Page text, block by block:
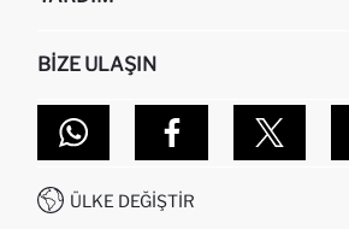
KURUMSAL SATIŞ
DEFACTO TEKNOLOJI
SITEMAP
SIPARIŞIMI NASIL TAKIP EDERIM?
NASIL İADE EDERIM?
GIFT CLUB SIKÇA SORULAN SORULAR
İŞLEM REHBERI
KAMPANYALAR
BIZE ULAŞIN
MAĞAZALARIMIZ
İLETIŞIM FORMU
0850 333 22 86
ÜLKE DEĞIŞTIR